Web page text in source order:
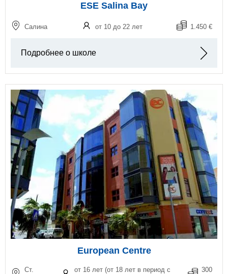
ESE Salina Bay
Салина от 10 до 22 лет 1.450 €
Подробнее о школе
European Centre
Ст. от 16 лет (от 18 лет в период с 300